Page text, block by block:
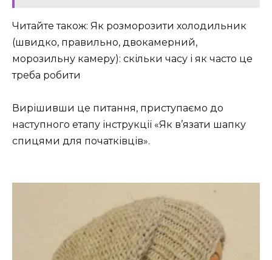
Читайте також: Як розморозити холодильник
(швидко, правильно, двокамерний,
морозильну камеру): скільки часу і як часто це
треба робити
Вирішивши це питання, приступаємо до
наступного етапу інструкції «Як в’язати шапку
спицями для початківців».